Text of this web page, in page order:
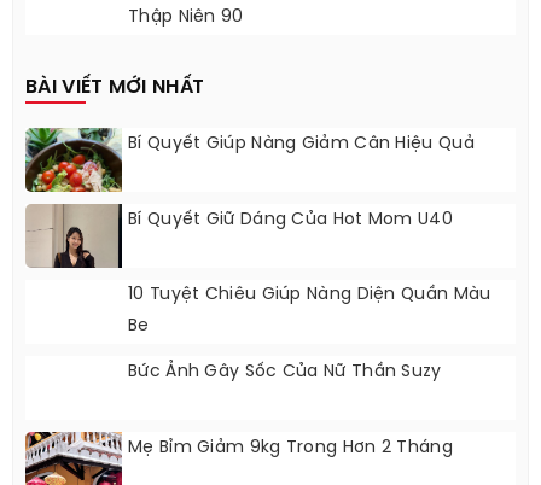
Thập Niên 90
BÀI VIẾT MỚI NHẤT
Bí Quyết Giúp Nàng Giảm Cân Hiệu Quả
Bí Quyết Giữ Dáng Của Hot Mom U40
10 Tuyệt Chiêu Giúp Nàng Diện Quần Màu
Be
Bức Ảnh Gây Sốc Của Nữ Thần Suzy
Mẹ Bỉm Giảm 9kg Trong Hơn 2 Tháng